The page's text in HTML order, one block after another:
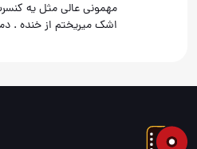
مهمونی عالی مثل یه
اشک میریختم از خنده‌ .